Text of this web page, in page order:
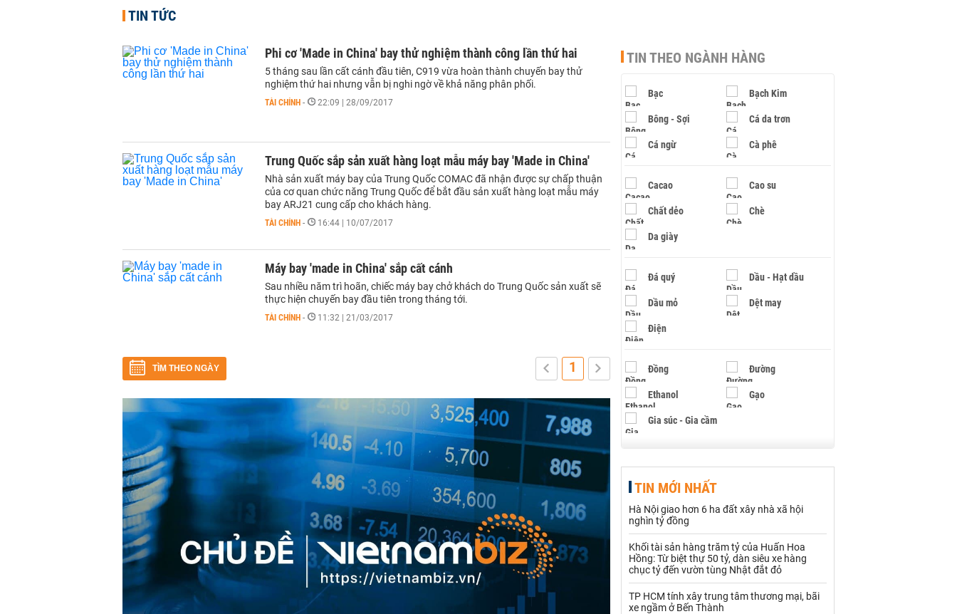
TIN TỨC
Phi cơ 'Made in China' bay thử nghiệm thành công lần thứ hai
5 tháng sau lần cất cánh đầu tiên, C919 vừa hoàn thành chuyến bay thử
nghiệm thứ hai nhưng vẫn bị nghi ngờ về khả năng phân phối.
TÀI CHÍNH - 22:09 | 28/09/2017
Trung Quốc sắp sản xuất hàng loạt mẫu máy bay 'Made in China'
Nhà sản xuất máy bay của Trung Quốc COMAC đã nhận được sự chấp thuận
của cơ quan chức năng Trung Quốc để bắt đầu sản xuất hàng loạt mẫu máy
bay ARJ21 cung cấp cho khách hàng.
TÀI CHÍNH - 16:44 | 10/07/2017
Máy bay 'made in China' sắp cất cánh
Sau nhiều năm trì hoãn, chiếc máy bay chở khách do Trung Quốc sản xuất sẽ
thực hiện chuyến bay đầu tiên trong tháng tới.
TÀI CHÍNH - 11:32 | 21/03/2017
TÌM THEO NGÀY 1
TIN THEO NGÀNH HÀNG
Bạc Bạch Kim
Bông - Sợi Cá da trơn
Cá ngừ Cà phê
Cacao Cao su
Chất dẻo Chè
Da giày
Đá quý Dầu - Hạt dầu
Dầu mỏ Dệt may
Điện
Đồng Đường
Ethanol Gạo
Gia súc - Gia cầm
Hạt điều
Khí đốt
Kim loại khác Mắc ca
Muối
Nhựa - Hạt nhựa
TIN MỚI NHẤT
Hà Nội giao hơn 6 ha đất xây nhà xã hội
nghìn tỷ đồng
Khối tài sản hàng trăm tỷ của Huấn Hoa
Hồng: Từ biệt thự 50 tỷ, dàn siêu xe hàng
chục tỷ đến vườn tùng Nhật đắt đỏ
TP HCM tính xây trung tâm thương mại, bãi
xe ngầm ở Bến Thành